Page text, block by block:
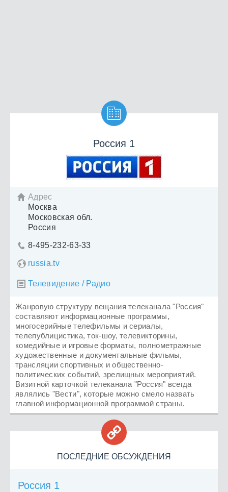

Россия 1
 Адрес
Москва
Московская обл.
Россия
 8-495-232-63-33
russia.tv
 Телевидение / Радио
Жанровую структуру вещания телеканала "Россия"
составляют информационные программы,
многосерийные телефильмы и сериалы,
телепублицистика, ток-шоу, телевикторины,
комедийные и игровые форматы, полнометражные
художественные и документальные фильмы,
трансляции спортивных и общественно-
политических событий, зрелищных мероприятий.
Визитной карточкой телеканала "Россия" всегда
являлись "Вести", которые можно смело назвать
главной информационной программой страны.

ПОСЛЕДНИЕ ОБСУЖДЕНИЯ
Россия 1